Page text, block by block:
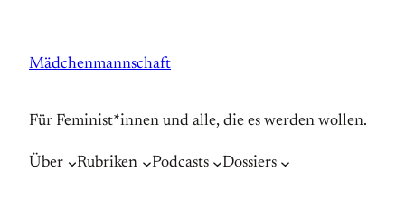
springen
Mädchenmannschaft
Für Feminist*innen und alle, die es werden wollen.
Über Rubriken Podcasts Dossiers